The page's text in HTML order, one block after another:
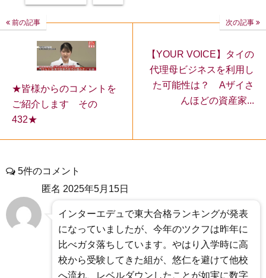
前の記事
★皆様からのコメントを
ご紹介します その
432★
次の記事
【YOUR VOICE】タイの
代理母ビジネスを利用し
た可能性は？ Aザイさ
んほどの資産家...
5件のコメント
匿名 2025年5月15日
インターエデュで東大合格ランキングが発表
になっていましたが、今年のツクフは昨年に
比べガタ落ちしています。やはり入学時に高
校から受験してきた組が、悠仁を避けて他校
へ流れ、レベルダウンしたことが如実に数字